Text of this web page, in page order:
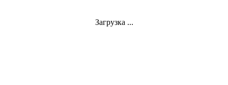
Загрузка ...